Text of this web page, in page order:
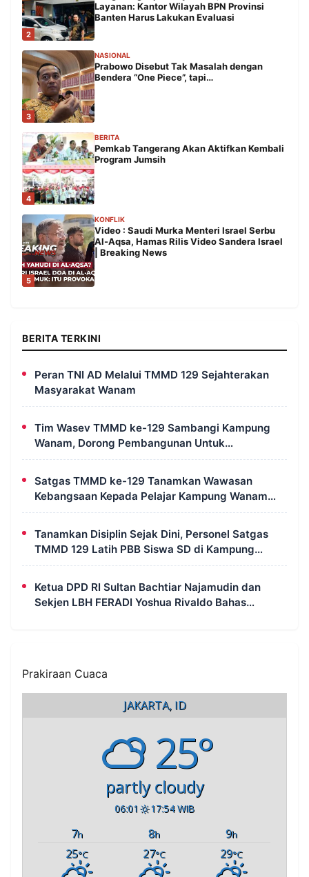
2
Layanan: Kantor Wilayah BPN Provinsi
Banten Harus Lakukan Evaluasi
3
NASIONAL
Prabowo Disebut Tak Masalah dengan
Bendera “One Piece”, tapi…
4
BERITA
Pemkab Tangerang Akan Aktifkan Kembali
Program Jumsih
5
KONFLIK
Video : Saudi Murka Menteri Israel Serbu
Al-Aqsa, Hamas Rilis Video Sandera Israel
| Breaking News
BERITA TERKINI
Peran TNI AD Melalui TMMD 129 Sejahterakan
Masyarakat Wanam
Tim Wasev TMMD ke-129 Sambangi Kampung
Wanam, Dorong Pembangunan Untuk
Kesejahteraan Masyarakat
Satgas TMMD ke-129 Tanamkan Wawasan
Kebangsaan Kepada Pelajar Kampung Wanam
Merauke
Tanamkan Disiplin Sejak Dini, Personel Satgas
TMMD 129 Latih PBB Siswa SD di Kampung
Wanam
Ketua DPD RI Sultan Bachtiar Najamudin dan
Sekjen LBH FERADI Yoshua Rivaldo Bahas
Prakiraan Cuaca
JAKARTA, ID
25°
partly cloudy
06:01 17:54 WIB
7h 8h 9h
25°C 27°C 29°C